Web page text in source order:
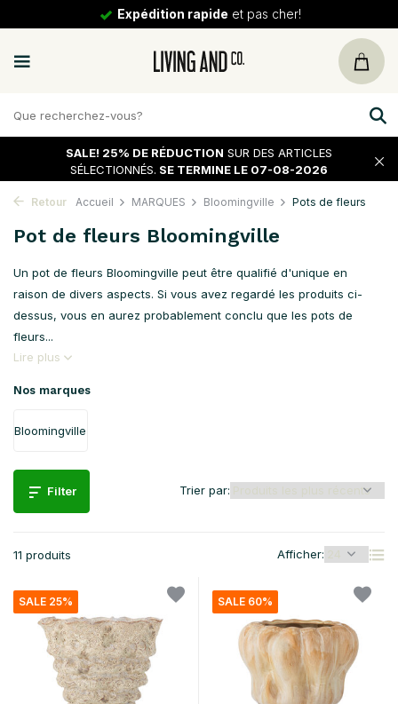
30 joursde tour
SALE! 25% DE RÉDUCTION SUR DES ARTICLES
SÉLECTIONNÉS. SE TERMINE LE 07-08-2026
Retour Accueil MARQUES Bloomingville Pots de fleurs
Pot de fleurs Bloomingville
Un pot de fleurs Bloomingville peut être qualifié d'unique en
raison de divers aspects. Si vous avez regardé les produits ci-
dessus, vous en aurez probablement conclu que les pots de
fleurs...
Lire plus
Nos marques
Bloomingville
Filter
11 produits Afficher:
Trier par:
SALE 25% SALE 60%